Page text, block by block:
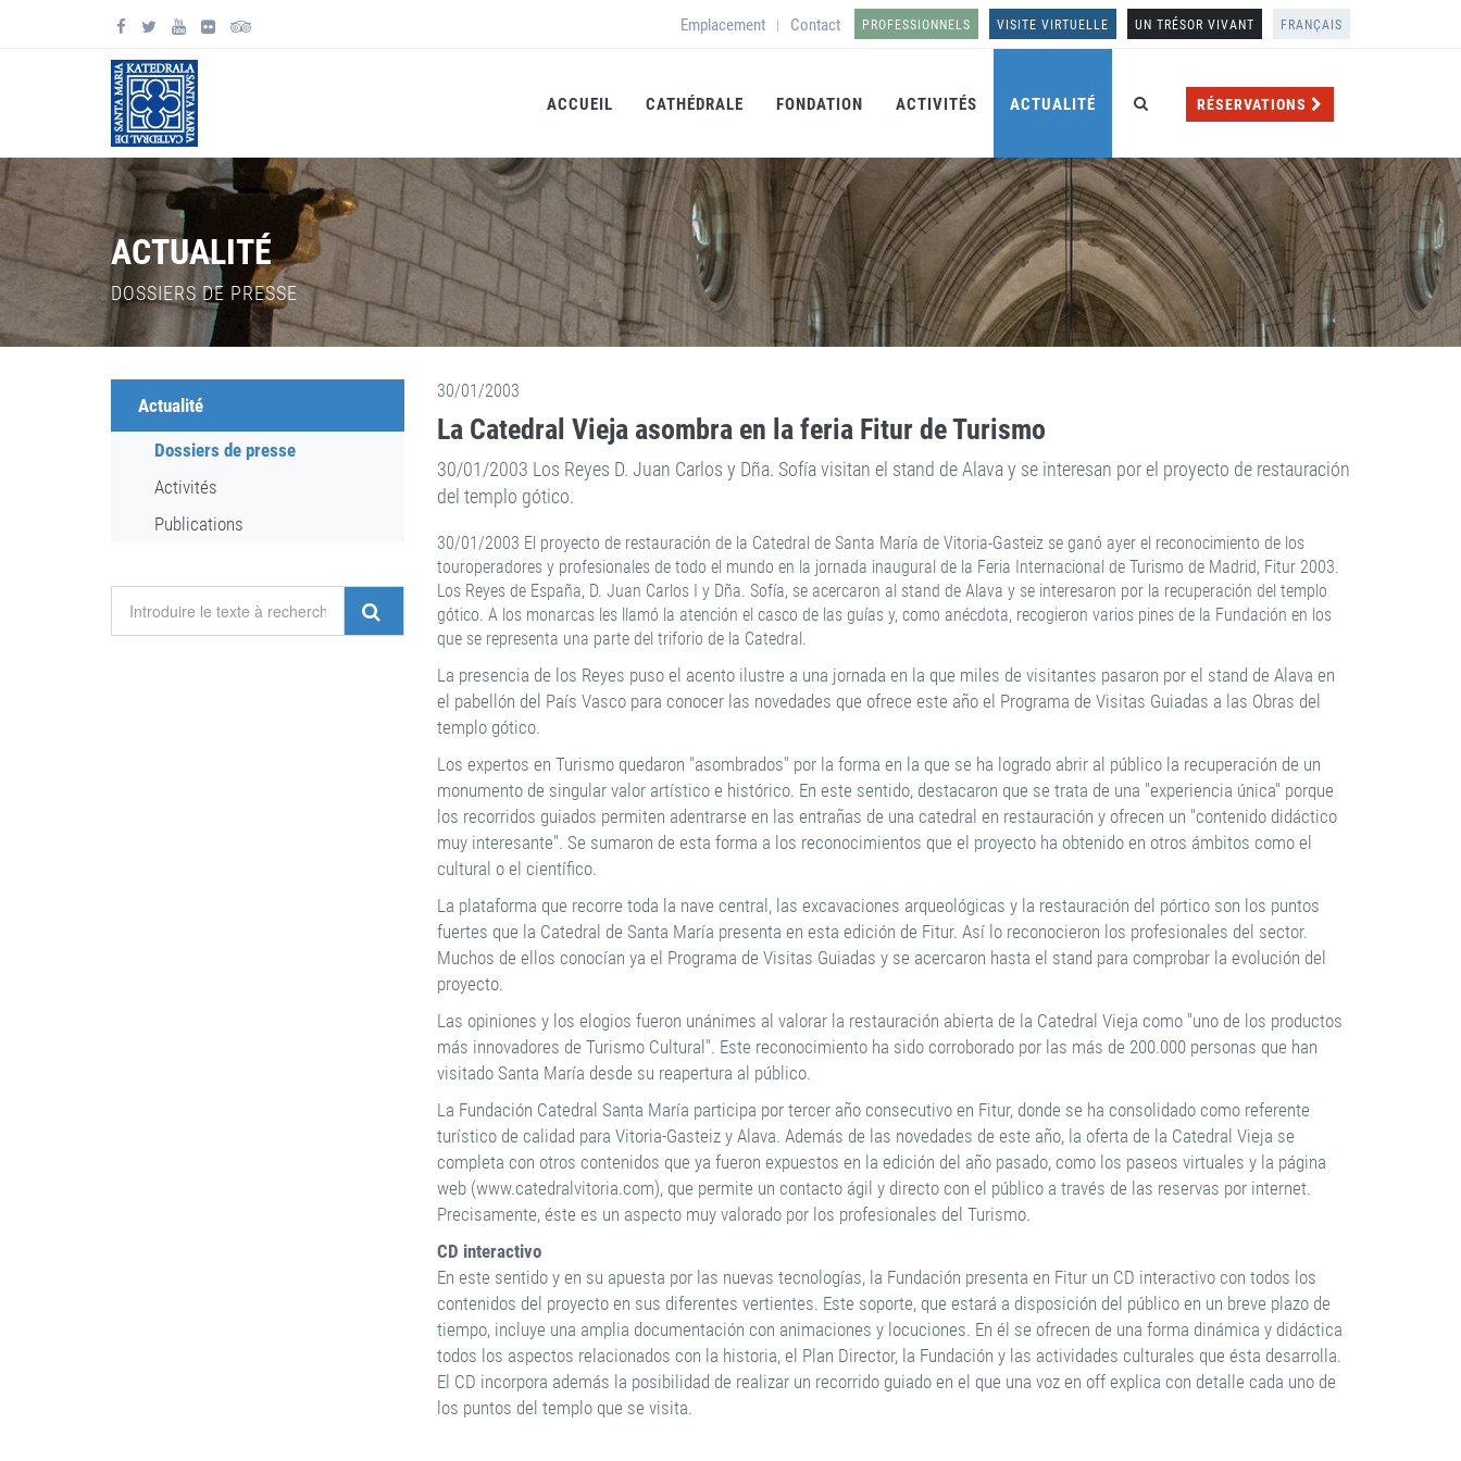
Emplacement | Contact PROFESSIONNELS VISITE VIRTUELLE UN TRÉSOR VIVANT FRANÇAIS
ACCUEIL CATHÉDRALE FONDATION ACTIVITÉS ACTUALITÉ RÉSERVATIONS
ACTUALITÉ
DOSSIERS DE PRESSE
Actualité
Dossiers de presse
Activités
Publications
30/01/2003
La Catedral Vieja asombra en la feria Fitur de Turismo
30/01/2003 Los Reyes D. Juan Carlos y Dña. Sofía visitan el stand de Alava y se interesan por el proyecto de restauración
del templo gótico.
30/01/2003 El proyecto de restauración de la Catedral de Santa María de Vitoria-Gasteiz se ganó ayer el reconocimiento de los
touroperadores y profesionales de todo el mundo en la jornada inaugural de la Feria Internacional de Turismo de Madrid, Fitur 2003.
Los Reyes de España, D. Juan Carlos I y Dña. Sofía, se acercaron al stand de Alava y se interesaron por la recuperación del templo
gótico. A los monarcas les llamó la atención el casco de las guías y, como anécdota, recogieron varios pines de la Fundación en los
que se representa una parte del triforio de la Catedral.
La presencia de los Reyes puso el acento ilustre a una jornada en la que miles de visitantes pasaron por el stand de Alava en
el pabellón del País Vasco para conocer las novedades que ofrece este año el Programa de Visitas Guiadas a las Obras del
templo gótico.
Los expertos en Turismo quedaron "asombrados" por la forma en la que se ha logrado abrir al público la recuperación de un
monumento de singular valor artístico e histórico. En este sentido, destacaron que se trata de una "experiencia única" porque
los recorridos guiados permiten adentrarse en las entrañas de una catedral en restauración y ofrecen un "contenido didáctico
muy interesante". Se sumaron de esta forma a los reconocimientos que el proyecto ha obtenido en otros ámbitos como el
cultural o el científico.
La plataforma que recorre toda la nave central, las excavaciones arqueológicas y la restauración del pórtico son los puntos
fuertes que la Catedral de Santa María presenta en esta edición de Fitur. Así lo reconocieron los profesionales del sector.
Muchos de ellos conocían ya el Programa de Visitas Guiadas y se acercaron hasta el stand para comprobar la evolución del
proyecto.
Las opiniones y los elogios fueron unánimes al valorar la restauración abierta de la Catedral Vieja como "uno de los productos
más innovadores de Turismo Cultural". Este reconocimiento ha sido corroborado por las más de 200.000 personas que han
visitado Santa María desde su reapertura al público.
La Fundación Catedral Santa María participa por tercer año consecutivo en Fitur, donde se ha consolidado como referente
turístico de calidad para Vitoria-Gasteiz y Alava. Además de las novedades de este año, la oferta de la Catedral Vieja se
completa con otros contenidos que ya fueron expuestos en la edición del año pasado, como los paseos virtuales y la página
web (www.catedralvitoria.com), que permite un contacto ágil y directo con el público a través de las reservas por internet.
Precisamente, éste es un aspecto muy valorado por los profesionales del Turismo.
CD interactivo
En este sentido y en su apuesta por las nuevas tecnologías, la Fundación presenta en Fitur un CD interactivo con todos los
contenidos del proyecto en sus diferentes vertientes. Este soporte, que estará a disposición del público en un breve plazo de
tiempo, incluye una amplia documentación con animaciones y locuciones. En él se ofrecen de una forma dinámica y didáctica
todos los aspectos relacionados con la historia, el Plan Director, la Fundación y las actividades culturales que ésta desarrolla.
El CD incorpora además la posibilidad de realizar un recorrido guiado en el que una voz en off explica con detalle cada uno de
los puntos del templo que se visita.